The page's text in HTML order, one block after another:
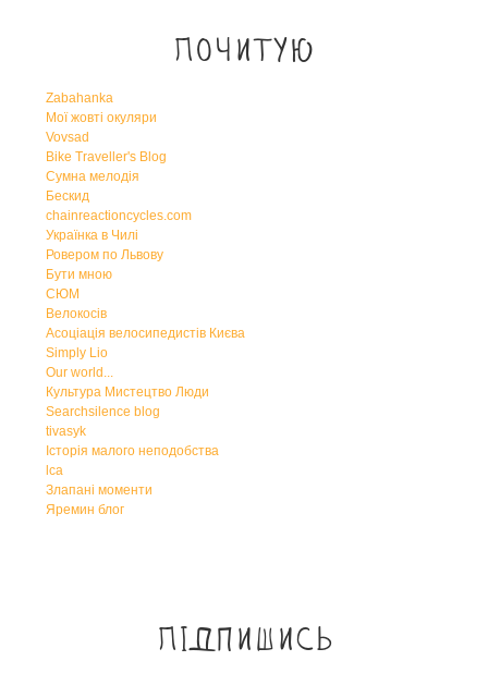
Почитую
Zabahanka
Мої жовті окуляри
Vovsad
Bike Traveller's Blog
Сумна мелодія
Бескид
chainreactioncycles.com
Українка в Чилі
Ровером по Львову
Бути мною
СЮМ
Велокосів
Асоціація велосипедистів Києва
Simply Lio
Our world...
Культура Мистецтво Люди
Searchsilence blog
tivasyk
Історія малого неподобства
lca
Злапані моменти
Яремин блог
Підпишись